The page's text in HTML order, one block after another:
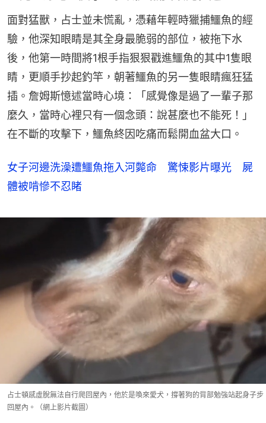
面對猛獸，占士並未慌亂，憑藉年輕時獵捕鱷魚的經
驗，他深知眼睛是其全身最脆弱的部位，被拖下水
後，他第一時間將1根手指狠狠戳進鱷魚的其中1隻眼
睛，更順手抄起釣竿，朝著鱷魚的另一隻眼睛瘋狂猛
插。詹姆斯憶述當時心境：「感覺像是過了一輩子那
麼久，當時心裡只有一個念頭：說甚麼也不能死！」
在不斷的攻擊下，鱷魚終因吃痛而鬆開血盆大口。
女子河邊洗澡遭鱷魚拖入河斃命 驚悚影片曝光 屍
體被啃慘不忍睹
占士頓感虛脫無法自行爬回屋內，他於是喚來愛犬，撐著狗的背部勉強站起身子步
回屋內。（網上影片截圖）